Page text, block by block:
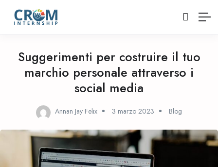
Suggerimenti per costruire il tuo
marchio personale attraverso i
social media
Annan Jay Felix 3 marzo 2023 Blog